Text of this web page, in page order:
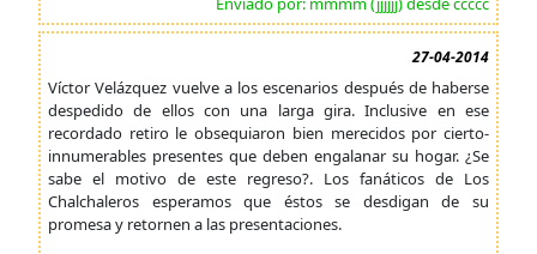
27-04-2014
Víctor Velázquez vuelve a los escenarios después de haberse
despedido de ellos con una larga gira. Inclusive en ese
recordado retiro le obsequiaron bien merecidos por cierto-
innumerables presentes que deben engalanar su hogar. ¿Se
sabe el motivo de este regreso?. Los fanáticos de Los
Chalchaleros esperamos que éstos se desdigan de su
promesa y retornen a las presentaciones.